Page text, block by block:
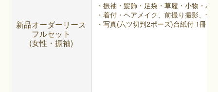
新品オーダーリース
フルセット
(女性・振袖)
・振袖・髪飾・足袋・草履・小物・バ
・着付・ヘアメイク、前撮り撮影、一
・写真(六ツ切判2ポーズ)台紙付 1冊